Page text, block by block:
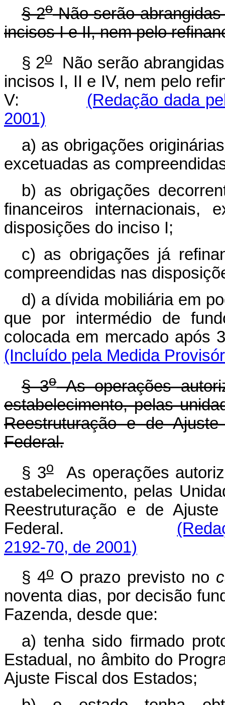
§ 2oNão serão
incisos I e II, nem pelo
§ 2oNão serão
incisos I, II e IV, nem pelo
V: (Redação dada
2001)
a) as obrigações
excetuadas as
b) as obrigações
financeiros internacionais,
disposições do inciso I;
c) as obrigações já
compreendidas nas
d) a dívida mobiliária em
que por intermédio de
colocada em mercado
(Incluído pela Medida
§ 3oAs operações
estabelecimento, pelas
Reestruturação e de
Federal.
§ 3oAs operações
estabelecimento, pelas
Reestruturação e de
Federal.
2192-70, de 2001)
§ 4oO prazo previsto no
noventa dias, por decisão
Fazenda, desde que:
a) tenha sido firmado
Estadual, no âmbito do
Ajuste Fiscal dos Estados;